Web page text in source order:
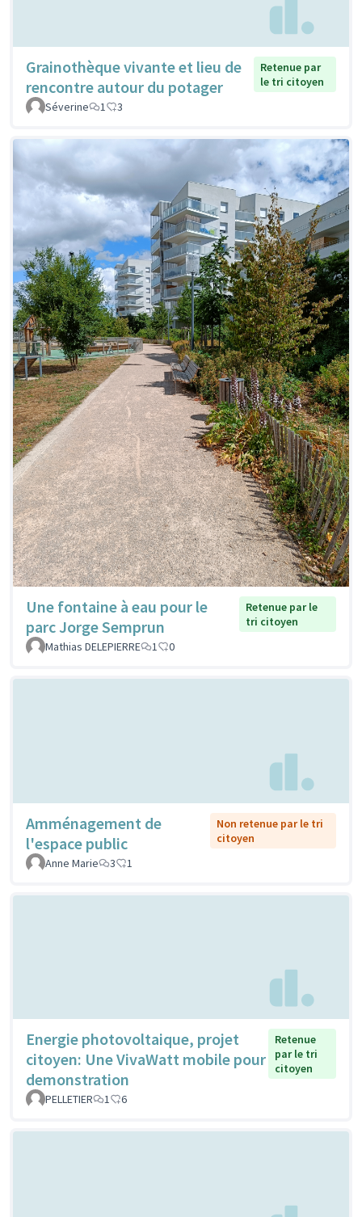
Grainothèque vivante et lieu de
rencontre autour du potager
Retenue par
le tri citoyen
Séverine
1 3
Une fontaine à eau pour le
parc Jorge Semprun
Retenue par le
tri citoyen
Mathias DELEPIERRE
1 0
Amménagement de
l'espace public
Non retenue par le tri
citoyen
Anne Marie
3 1
Energie photovoltaique, projet
citoyen: Une VivaWatt mobile pour
demonstration
Retenue
par le tri
citoyen
PELLETIER 1 6